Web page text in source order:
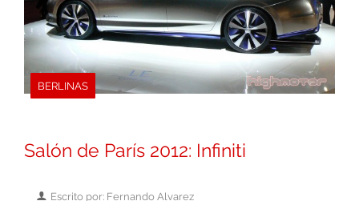
BERLINAS
Salón de París 2012: Infiniti
Escrito por: Fernando Alvarez